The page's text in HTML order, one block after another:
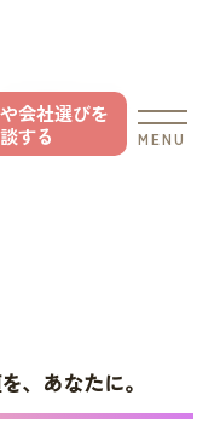
MENU
会社選びを
する
ヤマダホームズ
、あなたに。